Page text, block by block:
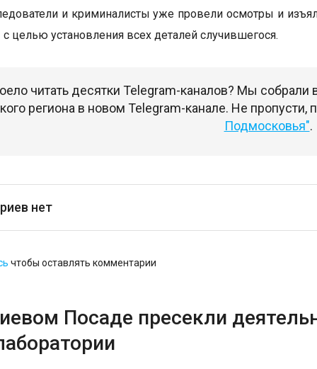
и криминалисты уже провели осмотры и
целью установления всех деталей случившегося.
читать десятки Telegram-каналов? Мы
региона в новом Telegram-канале. Не
Подмосковья".
нет
чтобы оставлять комментарии
Посаде пресекли